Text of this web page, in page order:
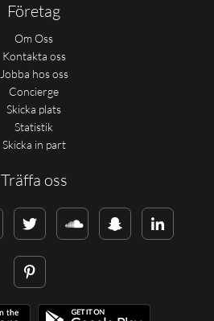
Företag
Om Oss
Kontakta oss
Jobba hos oss
Concierge
Skicka plats
Statistik
Skicka in part
Träffa oss